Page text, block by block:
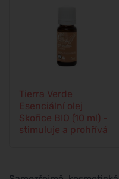
Tierra Verde
Esenciální olej
Skořice BIO (10 ml) -
stimuluje a prohřívá